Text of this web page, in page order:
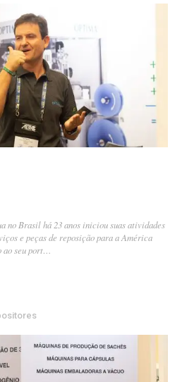
no Brasil há 23 anos iniciou suas atividades
e peças de reposição para a América
ao seu port…